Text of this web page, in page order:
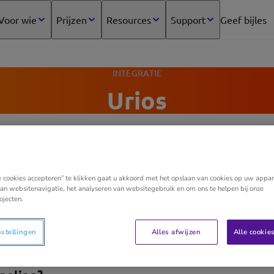
wie Prijzen Resources Support Geef bijles
(opens
tab)
Urios
INTEGRATIE
speciaal ontwikkeld voor de
praktijk of rechtsgebied u werkzaam bent, met Urios
aan de boekhouding. Tot aan Yuki dus.
cookies accepteren” te klikken gaat u akkoord met het opslaan van cookies op uw
websitenavigatie, het analyseren van websitegebruik en om ons te helpen bij onze
Alles afwijzen Alle